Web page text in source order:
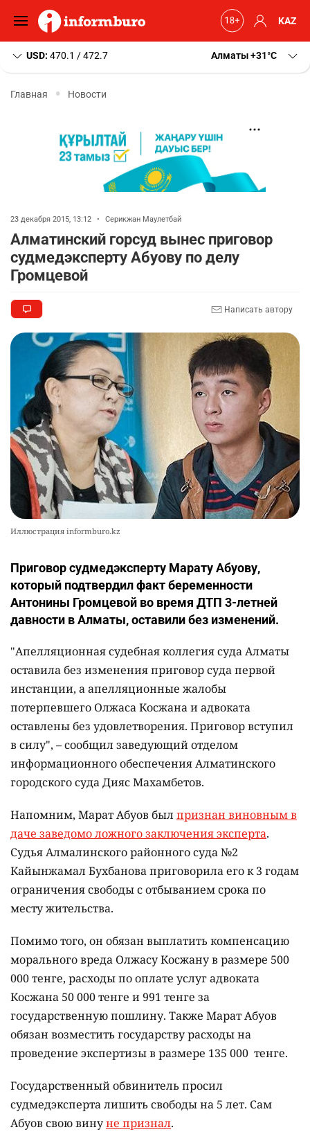
KAZ
USD: 470.1 / 472.7 Алматы+31 C
Главная Новости
23 декабря 2015, 13:12 • Серикжан Маулетбай
Алматинский горсуд вынес приговор
судмедэксперту Абуову по делу
Громцевой
Написать автору
Иллюстрация informburo.kz
Приговор судмедэксперту Марату Абуову,
который подтвердил факт беременности
Антонины Громцевой во время ДТП 3-летней
давности в Алматы, оставили без изменений.
"Апелляционная судебная коллегия суда Алматы
оставила без изменения приговор суда первой
инстанции, а апелляционные жалобы
потерпевшего Олжаса Косжана и адвоката
оставлены без удовлетворения. Приговор вступил
в силу", – сообщил заведующий отделом
информационного обеспечения Алматинского
городского суда Дияс Махамбетов.
Напомним, Марат Абуов былпризнан виновным в
даче заведомо ложного заключения эксперта.
Судья Алмалинского районного суда №2
Кайынжамал Бухбанова приговорила его к 3 годам
ограничения свободы с отбыванием срока по
месту жительства.
Помимо того, он обязан выплатить компенсацию
морального вреда Олжасу Косжану в размере 500
000 тенге, расходы по оплате услуг адвоката
Косжана 50 000 тенге и 991 тенге за
государственную пошлину. Также Марат Абуов
обязан возместить государству расходы на
проведение экспертизы в размере 135 000 тенге.
Государственный обвинитель просил
судмедэксперта лишить свободы на 5 лет. Сам
Абуов свою винуне признал.